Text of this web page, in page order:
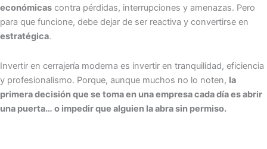
económicas contra pérdidas, interrupciones y amenazas. Pero
para que funcione, debe dejar de ser reactiva y convertirse en
estratégica.
Invertir en cerrajería moderna es invertir en tranquilidad, eficiencia
y profesionalismo. Porque, aunque muchos no lo noten, la
primera decisión que se toma en una empresa cada día es abrir
una puerta… o impedir que alguien la abra sin permiso.